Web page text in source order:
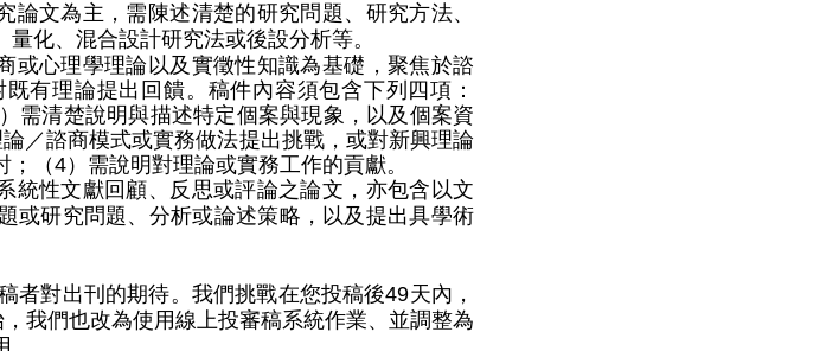
論文為主，需陳述清楚的研究問題、研究方法、
化、混合設計研究法或後設分析等。
或心理學理論以及實徵性知識為基礎，聚焦於諮
有理論提出回饋。稿件內容須包含下列四項：
需清楚說明與描述特定個案與現象，以及個案資
／諮商模式或實務做法提出挑戰，或對新興理論
（4）需說明對理論或實務工作的貢獻。
統性文獻回顧、反思或評論之論文，亦包含以文
或研究問題、分析或論述策略，以及提出具學術
者對出刊的期待。我們挑戰在您投稿後49天內，
我們也改為使用線上投審稿系統作業、並調整為